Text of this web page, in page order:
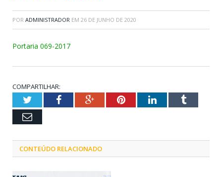
POR ADMINISTRADOR EM 26 DE JUNHO DE 2020
Portaria 069-2017
COMPARTILHAR:
TwitterFacebookGoogle+PinterestLinkedInTumblr
Email
CONTEÚDO RELACIONADO